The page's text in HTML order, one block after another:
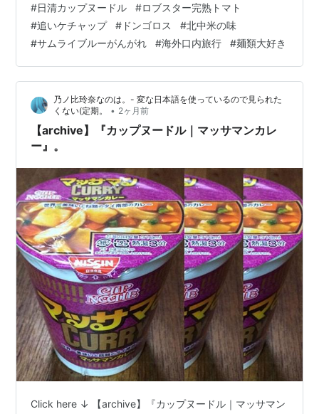
で代用しましょう。 背景はドンゴロス（麻袋）です。コ
ーヒー豆とか入ってるヤツね。 中身は直に粉末スープ・
かやく（謎ロブスター・にんじん・キャベツ）・が入っ
てます。麺はカプヌの平打ち麺です。 ※ケチャップは別
に用意しておきます。 にんにく・味の素を適量入れ熱湯
3分ですがカプヌの麺はすぐ伸びる優…
#日清カップヌードル #ロブスター完熟トマト
#追いケチャップ # ドンゴロス #北中米の味
#サムライブルーがんがれ #海外口内旅行 #麺類大好き
乃ノ比玲奈なのは。- 変な日本語を使っているので見られた
くない(定期。
• 2ヶ月前
【archive】『カップヌードル｜マッサマンカレ
ー』。
Click here ↓ 【archive】『カップヌードル｜マッサマン